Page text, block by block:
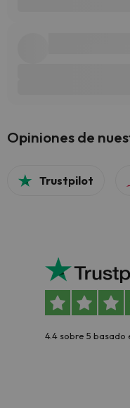
Opiniones de
Trustpilot
4.4 sobre 5 basado